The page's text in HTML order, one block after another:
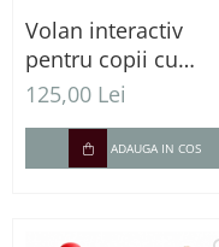
Volan interactiv
pentru copii cu
simulare de condus,
efecte sonore
125,00 Lei
ADAUGA IN COS